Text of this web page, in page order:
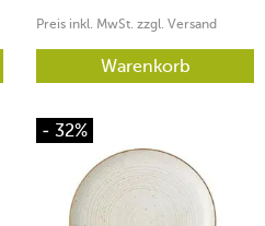
Preis inkl. MwSt. zzgl. Versand
Warenkorb
- 32%